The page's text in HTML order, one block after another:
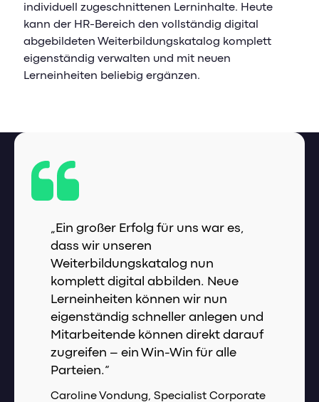
individuell zugeschnittenen Lerninhalte. Heute
kann der HR-Bereich den vollständig digital
abgebildeten Weiterbildungskatalog komplett
eigenständig verwalten und mit neuen
Lerneinheiten beliebig ergänzen.
„Ein großer Erfolg für uns war es,
dass wir unseren
Weiterbildungskatalog nun
komplett digital abbilden. Neue
Lerneinheiten können wir nun
eigenständig schneller anlegen und
Mitarbeitende können direkt darauf
zugreifen – ein Win-Win für alle
Parteien.“
Caroline Vondung, Specialist Corporate